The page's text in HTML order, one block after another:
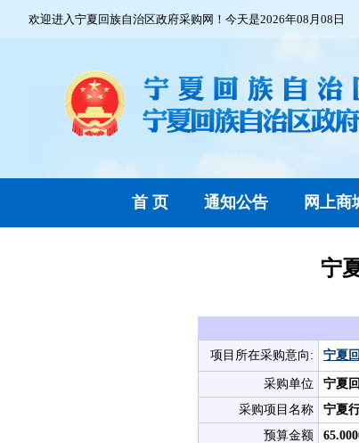
欢迎进入宁夏回族自治区政府采购网！今天是2026年08月08日
首 页 通知公告 网上商
宁
项目所在采购意向: 宁夏
采购单位
宁夏
采购项目名称
宁夏
预算金额